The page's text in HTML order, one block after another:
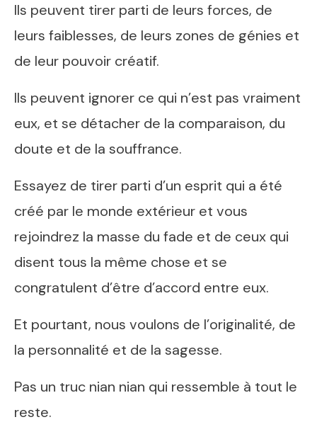
Ils peuvent tirer parti de leurs forces, de
leurs faiblesses, de leurs zones de génies et
de leur pouvoir créatif.
Ils peuvent ignorer ce qui n’est pas vraiment
eux, et se détacher de la comparaison, du
doute et de la souffrance.
Essayez de tirer parti d’un esprit qui a été
créé par le monde extérieur et vous
rejoindrez la masse du fade et de ceux qui
disent tous la même chose et se
congratulent d’être d’accord entre eux.
Et pourtant, nous voulons de l’originalité, de
la personnalité et de la sagesse.
Pas un truc nian nian qui ressemble à tout le
reste.